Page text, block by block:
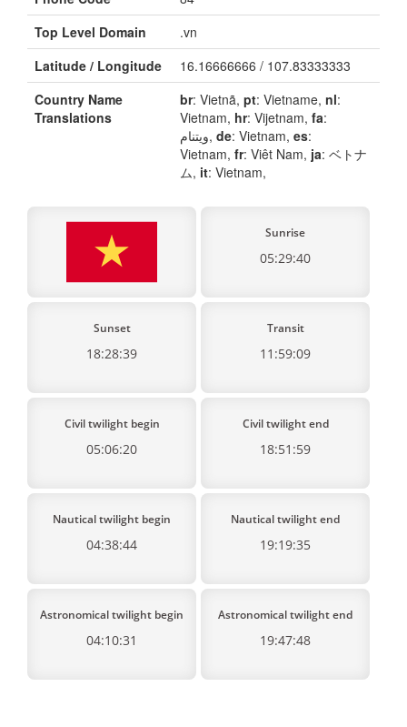
Top Level Domain
.vn
Latitude / Longitude
16.16666666 / 107.83333333
Country Name
Translations
br: Vietnã, pt: Vietname, nl:
Vietnam, hr: Vijetnam, fa:
ویتنام, de: Vietnam, es:
Vietnam, fr: Viêt Nam, ja: ベトナ
ム, it: Vietnam,
Sunrise
05:29:40
Sunset
18:28:39
Transit
11:59:09
Civil twilight begin
05:06:20
Civil twilight end
18:51:59
Nautical twilight begin
04:38:44
Nautical twilight end
19:19:35
Astronomical twilight begin
04:10:31
Astronomical twilight end
19:47:48